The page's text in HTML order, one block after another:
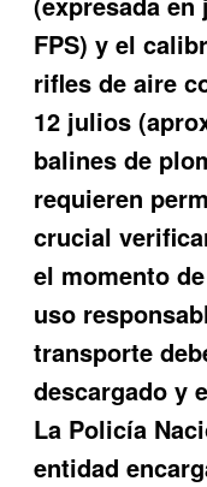
FPS) y el
rifles de aire
12 julios
balines de
requieren
crucial
el momento
uso
transporte
descargado y
La Policía
entidad